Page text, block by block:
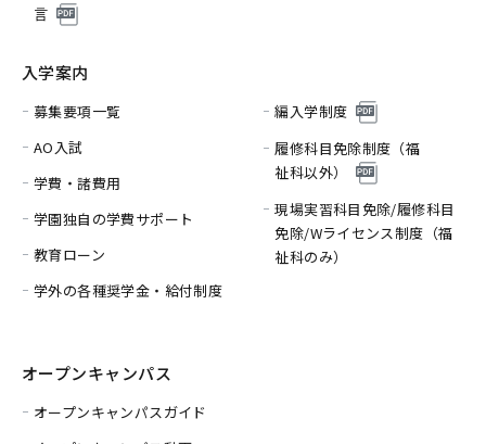
言
入学案内
募集要項一覧
AO入試
学費・諸費用
学園独自の学費サポート
教育ローン
学外の各種奨学金・給付制度
編入学制度
履修科目免除制度（福
祉科以外）
現場実習科目免除/履修科目
免除/Wライセンス制度（福
祉科のみ）
オープンキャンパス
オープンキャンパスガイド